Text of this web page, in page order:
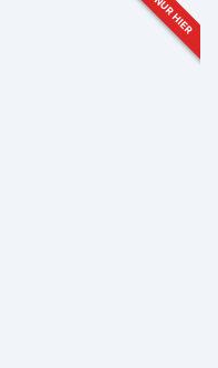
NUR HIER